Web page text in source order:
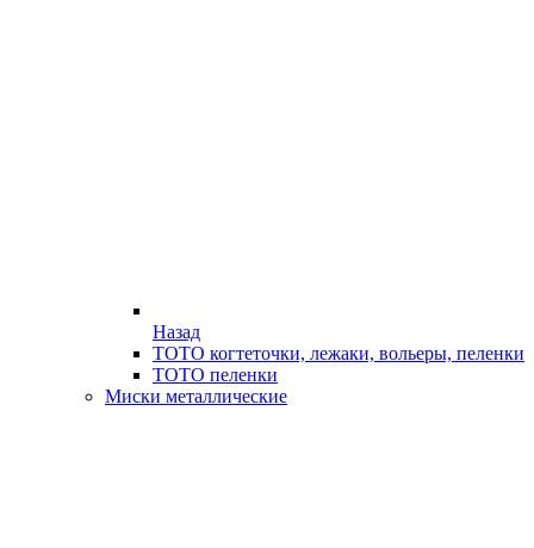
Назад
ТОТО когтеточки, лежаки, вольеры, пеленки
ТОТО пеленки
Миски металлические